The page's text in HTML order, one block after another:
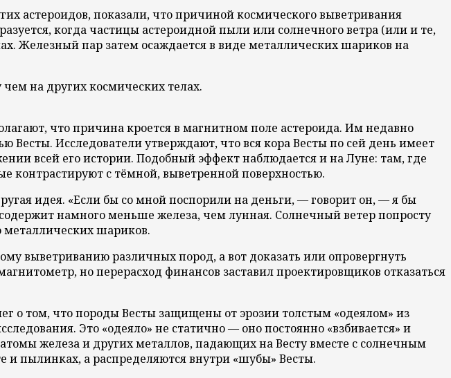
астероидов, показали, что причиной космического выветривания
когда частицы астероидной пыли или солнечного ветра (или и те,
Железный пар затем осаждается в виде металлических шариков на
на других космических телах.
что причина кроется в магнитном поле астероида. Им недавно
Весты. Исследователи утверждают, что вся кора Весты по сей день имеет
всей его истории. Подобный эффект наблюдается и на Луне: там, где
контрастируют с тёмной, выветренной поверхностью.
идея. «Если бы со мной поспорили на деньги, — говорит он, — я бы
намного меньше железа, чем лунная. Солнечный ветер попросту
металлических шариков.
выветриванию различных пород, а вот доказать или опровергнуть
но перерасход финансов заставил проектировщиков отказаться
о том, что породы Весты защищены от эрозии толстым «одеялом» из
Это «одеяло» не статично — оно постоянно «взбивается» и
железа и других металлов, падающих на Весту вместе с солнечным
пылинках, а распределяются внутри «шубы» Весты.